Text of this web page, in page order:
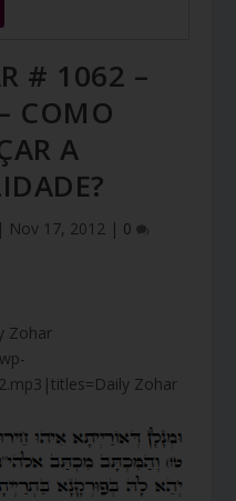
# 1062 –
COMO
A
| Nov 17, 2012 | 0
Zohar
Zohar